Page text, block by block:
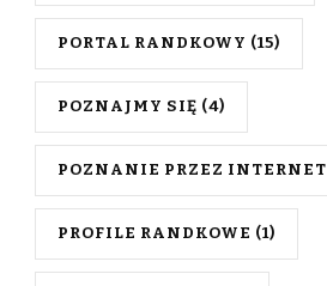
PORTAL RANDKOWY (15)
POZNAJMY SIĘ (4)
POZNANIE PRZEZ INTERNET
PROFILE RANDKOWE (1)